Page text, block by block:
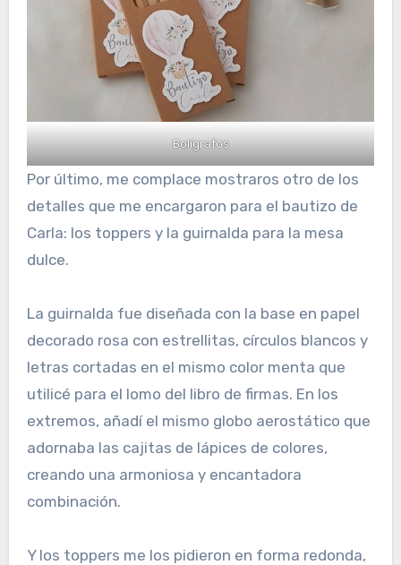
Bolígrafos
Por último, me complace mostraros otro de los
detalles que me encargaron para el bautizo de
Carla: los toppers y la guirnalda para la mesa
dulce.
La guirnalda fue diseñada con la base en papel
decorado rosa con estrellitas, círculos blancos y
letras cortadas en el mismo color menta que
utilicé para el lomo del libro de firmas. En los
extremos, añadí el mismo globo aerostático que
adornaba las cajitas de lápices de colores,
creando una armoniosa y encantadora
combinación.
Y los toppers me los pidieron en forma redonda,